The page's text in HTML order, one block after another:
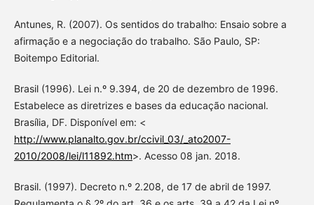
Antunes, R. (2007). Os sentidos do trabalho: Ensaio sobre a
afirmação e a negociação do trabalho. São Paulo, SP:
Boitempo Editorial.
Brasil (1996). Lei n.º 9.394, de 20 de dezembro de 1996.
Estabelece as diretrizes e bases da educação nacional.
Brasília, DF. Disponível em: <
http://www.planalto.gov.br/ccivil_03/_ato2007-
2010/2008/lei/l11892.htm>. Acesso 08 jan. 2018.
Brasil. (1997). Decreto n.º 2.208, de 17 de abril de 1997.